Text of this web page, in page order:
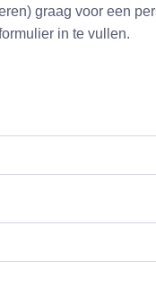
graag voor een
in te vullen.